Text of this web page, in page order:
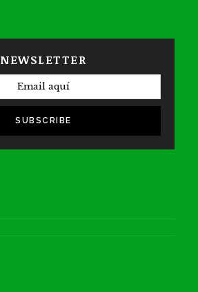
NEWSLETTER
SUBSCRIBE